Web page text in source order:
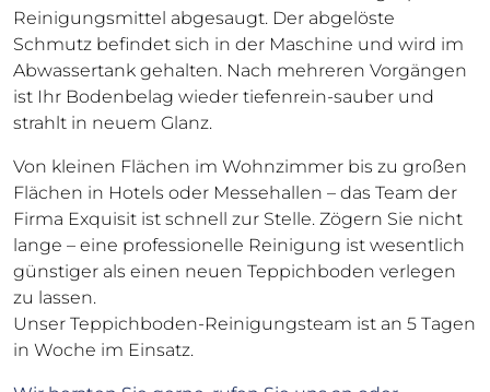
Reinigungsmittel abgesaugt. Der abgelöste
Schmutz befindet sich in der Maschine und wird im
Abwassertank gehalten. Nach mehreren Vorgängen
ist Ihr Bodenbelag wieder tiefenrein-sauber und
strahlt in neuem Glanz.
Von kleinen Flächen im Wohnzimmer bis zu großen
Flächen in Hotels oder Messehallen – das Team der
Firma Exquisit ist schnell zur Stelle. Zögern Sie nicht
lange – eine professionelle Reinigung ist wesentlich
günstiger als einen neuen Teppichboden verlegen
zu lassen.
Unser Teppichboden-Reinigungsteam ist an 5 Tagen
in Woche im Einsatz.